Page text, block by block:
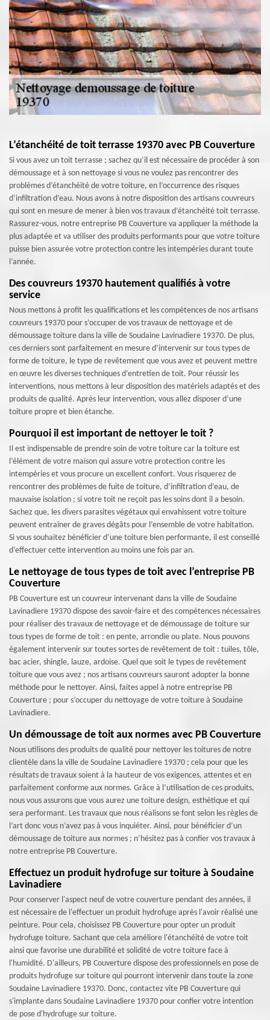
L’étanchéité de toit terrasse 19370 avec PB Couverture
Si vous avez un toit terrasse ; sachez qu’il est nécessaire de procéder à son
démoussage et à son nettoyage si vous ne voulez pas rencontrer des
problèmes d’étanchéité de votre toiture, en l’occurrence des risques
d’infiltration d’eau. Nous avons à notre disposition des artisans couvreurs
qui sont en mesure de mener à bien vos travaux d’étanchéité toit terrasse.
Rassurez-vous, notre entreprise PB Couverture va appliquer la méthode la
plus adaptée et va utiliser des produits performants pour que votre toiture
puisse bien assurée votre protection contre les intempéries durant toute
l’année.
Des couvreurs 19370 hautement qualifiés à votre
service
Nous mettons à profit les qualifications et les compétences de nos artisans
couvreurs 19370 pour s’occuper de vos travaux de nettoyage et de
démoussage toiture dans la ville de Soudaine Lavinadiere 19370. De plus,
ces derniers sont parfaitement en mesure d’intervenir sur tous types de
forme de toiture, le type de revêtement que vous avez et peuvent mettre
en œuvre les diverses techniques d’entretien de toit. Pour réussir les
interventions, nous mettons à leur disposition des matériels adaptés et des
produits de qualité. Après leur intervention, vous allez disposer d’une
toiture propre et bien étanche.
Pourquoi il est important de nettoyer le toit ?
Il est indispensable de prendre soin de votre toiture car la toiture est
l’élément de votre maison qui assure votre protection contre les
intempéries et vous procure un excellent confort. Vous risquerez de
rencontrer des problèmes de fuite de toiture, d’infiltration d’eau, de
mauvaise isolation ; si votre toit ne reçoit pas les soins dont il a besoin.
Sachez que, les divers parasites végétaux qui envahissent votre toiture
peuvent entraîner de graves dégâts pour l’ensemble de votre habitation.
Si vous souhaitez bénéficier d’une toiture bien performante, il est conseillé
d’effectuer cette intervention au moins une fois par an.
Le nettoyage de tous types de toit avec l’entreprise PB
Couverture
PB Couverture est un couvreur intervenant dans la ville de Soudaine
Lavinadiere 19370 dispose des savoir-faire et des compétences nécessaires
pour réaliser des travaux de nettoyage et de démoussage de toiture sur
tous types de forme de toit : en pente, arrondie ou plate. Nous pouvons
également intervenir sur toutes sortes de revêtement de toit : tuiles, tôle,
bac acier, shingle, lauze, ardoise. Quel que soit le types de revêtement
toiture que vous avez ; nos artisans couvreurs sauront adopter la bonne
méthode pour le nettoyer. Ainsi, faites appel à notre entreprise PB
Couverture ; pour s’occuper du nettoyage de votre toiture à Soudaine
Lavinadiere.
Un démoussage de toit aux normes avec PB Couverture
Nous utilisons des produits de qualité pour nettoyer les toitures de notre
clientèle dans la ville de Soudaine Lavinadiere 19370 ; cela pour que les
résultats de travaux soient à la hauteur de vos exigences, attentes et en
parfaitement conforme aux normes. Grâce à l’utilisation de ces produits,
nous vous assurons que vous aurez une toiture design, esthétique et qui
sera performant. Les travaux que nous réalisons se font selon les règles de
l’art donc vous n’avez pas à vous inquiéter. Ainsi, pour bénéficier d’un
démoussage de toiture aux normes ; n’hésitez pas à confier vos travaux à
notre entreprise PB Couverture.
Effectuez un produit hydrofuge sur toiture à Soudaine
Lavinadiere
Pour conserver l'aspect neuf de votre couverture pendant des années, il
est nécessaire de l'effectuer un produit hydrofuge après l'avoir réalisé une
peinture. Pour cela, choisissez PB Couverture pour opter un produit
hydrofuge toiture. Sachant que cela améliore l'étanchéité de votre toit
ainsi que favorise une durabilité et solidité de votre toiture face à
l'humidité. D'ailleurs, PB Couverture dispose des professionnels en pose de
produits hydrofuge sur toiture qui pourront intervenir dans toute la zone
Soudaine Lavinadiere 19370. Donc, contactez vite PB Couverture qui
s'implante dans Soudaine Lavinadiere 19370 pour confier votre intention
de pose d'hydrofuge sur toiture.